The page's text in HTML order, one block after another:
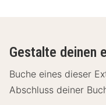
Nähe findest du:
Heidelberger
Altstadt
Gestalte deinen
Buche eines dieser
Abschluss deiner